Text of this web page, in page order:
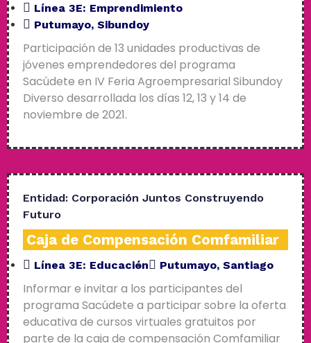
Línea 3E: Emprendimiento
Putumayo, Sibundoy
Participación de 13 unidades productivas de
jóvenes emprendedores del programa
Sacúdete en IV Feria Agroempresarial Sibundoy
Diverso desarrollada los días 12, 13 y 14 de
noviembre de 2021.
Entidad: Corporación Juntos Construyendo
Futuro
Caja de Compensación Comfamiliar
Línea 3E: Educación Putumayo, Santiago
Informar e invitar a los participantes del
programa Sacúdete a participar sobre la oferta
educativa de cursos virtuales gratuitos por
parte de la caja de compensación Comfamiliar